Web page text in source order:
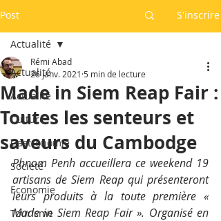
Post S'inscrire
Actualité
Actualité
Culture
Gastronomie
Société
Economie
Tourisme
Actualité
Made in Siem Reap Fair :
Toutes les senteurs et
saveurs du Cambodge
Rémi Abad
26 janv. 2021 5 min de lecture
Phnom Penh accueillera ce weekend 19
artisans de Siem Reap qui présenteront
leurs produits à la toute première «
Made in Siem Reap Fair ». Organisé en